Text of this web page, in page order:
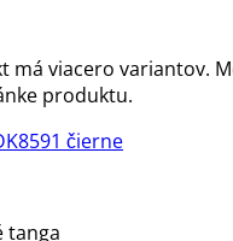
má viacero variantov.
produktu.
čierne
tanga